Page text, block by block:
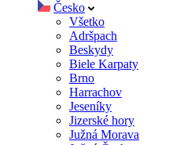
Česko
Všetko
Adršpach
Beskydy
Biele Karpaty
Brno
Harrachov
Jeseníky
Jizerské hory
Južná Morava